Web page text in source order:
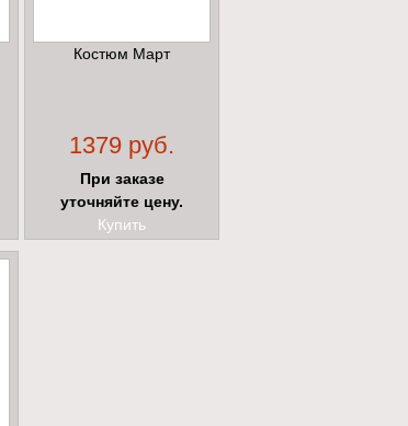
Костюм Март
1379 руб.
При заказе
уточняйте цену.
Купить